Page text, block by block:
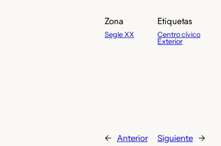
Zona
Segle XX
Etiquetas
Centro cívico
Exterior
← Anterior Siguiente →